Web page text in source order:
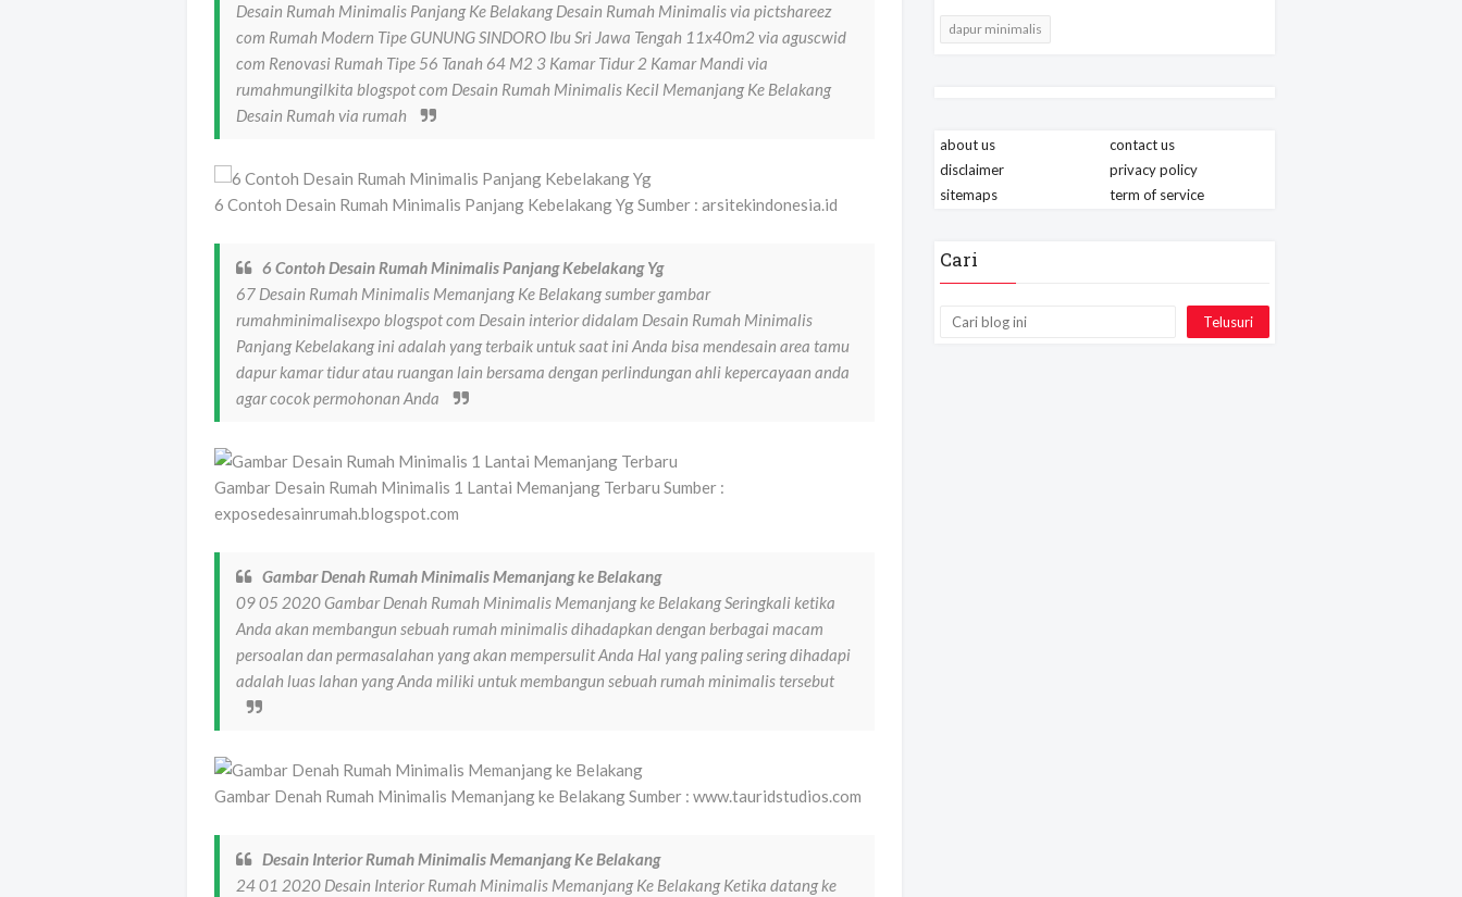
Desain Rumah Minimalis Panjang Ke Belakang Desain Rumah Minimalis via pictshareez
com Rumah Modern Tipe GUNUNG SINDORO Ibu Sri Jawa Tengah 11x40m2 via aguscwid
com Renovasi Rumah Tipe 56 Tanah 64 M2 3 Kamar Tidur 2 Kamar Mandi via
rumahmungilkita blogspot com Desain Rumah Minimalis Kecil Memanjang Ke Belakang
Desain Rumah via rumah
6 Contoh Desain Rumah Minimalis Panjang Kebelakang Yg Sumber : arsitekindonesia.id
6 Contoh Desain Rumah Minimalis Panjang Kebelakang Yg
67 Desain Rumah Minimalis Memanjang Ke Belakang sumber gambar
rumahminimalisexpo blogspot com Desain interior didalam Desain Rumah Minimalis
Panjang Kebelakang ini adalah yang terbaik untuk saat ini Anda bisa mendesain area tamu
dapur kamar tidur atau ruangan lain bersama dengan perlindungan ahli kepercayaan anda
agar cocok permohonan Anda
Gambar Desain Rumah Minimalis 1 Lantai Memanjang Terbaru Sumber :
exposedesainrumah.blogspot.com
Gambar Denah Rumah Minimalis Memanjang ke Belakang
09 05 2020 Gambar Denah Rumah Minimalis Memanjang ke Belakang Seringkali ketika
Anda akan membangun sebuah rumah minimalis dihadapkan dengan berbagai macam
persoalan dan permasalahan yang akan mempersulit Anda Hal yang paling sering dihadapi
adalah luas lahan yang Anda miliki untuk membangun sebuah rumah minimalis tersebut
Gambar Denah Rumah Minimalis Memanjang ke Belakang Sumber : www.tauridstudios.com
Desain Interior Rumah Minimalis Memanjang Ke Belakang
24 01 2020 Desain Interior Rumah Minimalis Memanjang Ke Belakang Ketika datang ke
dapur minimalis
about us
contact us
disclaimer
privacy policy
sitemaps
term of service
Cari